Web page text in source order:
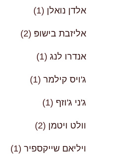
אלדן נואלן (1)
אליזבת בישופּ (2)
אנדרו לנג (1)
ג'ויס קילמר (1)
ג'ני ג'וזף (1)
וולט ויטמן (2)
ויליאם שייקספיר (1)